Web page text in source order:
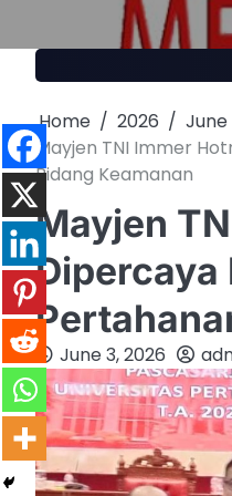
Home 2026 June
Mayjen TNI Immer
Bidang Keamanan
Mayjen
Dipercaya
June 3, 2026